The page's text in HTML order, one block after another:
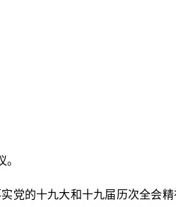
党的十九大和十九届历次全会精